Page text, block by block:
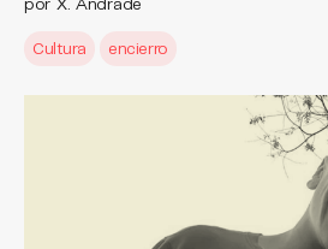
Cultura encierro